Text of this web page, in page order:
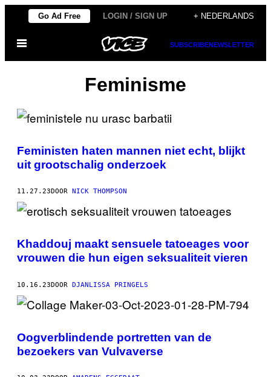
de
Go Ad Free LOGIN / SIGN UP + NEDERLANDS
Open
SUBSCRIBENEWSLETTER
Feminisme
Feministen haten mannen niet echt, blijkt
uit grootschalig onderzoek
11.27.23DOOR NICK THOMPSON
Khaddouj maakt sensuele tatoeages voor
vrouwen die hun eigen seksualiteit vieren
10.16.23DOOR DJANLISSA PRINGELS
Oogverblindende portretten van de
bezoekers van Vulvaverse